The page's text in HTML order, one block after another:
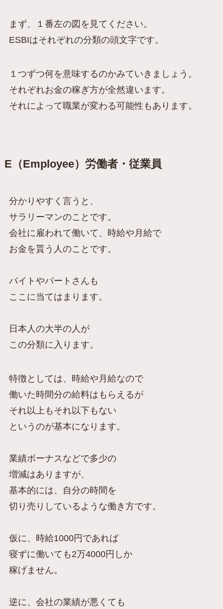
まず、１番左の図を見てください。
ESBIはそれぞれの分類の頭文字です。
１つずつ何を意味するのかみていきましょう。
それぞれお金の稼ぎ方が全然違います。
それによって職業が変わる可能性もあります。
E（Employee）労働者・従業員
分かりやすく言うと、
サラリーマンのこと です。
会社に雇われて働いて、時給や月給で
お金を貰う人のことです。
バイトやパートさんも
ここに当てはまります。
日本人の大半の人が
この分類に入ります。
特徴としては、時給や月給なので
働いた時間分の給料はもらえるが
それ以上もそれ以下もない
というのが基本になります。
業績ボーナスなどで多少の
増減はありますが、
基本的には、
自分の時間を
切り売りしているような働き方です。
仮に、時給1000円であれば
寝ずに働いても2万4000円しか
稼げません。
逆に、会社の業績が悪くても